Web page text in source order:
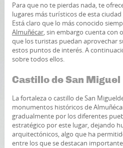
Para que no te pierdas nada, te
lugares más turísticos de esta
Está claro que lo más conocido
Almuñécar, sin embargo cuenta con
que los turistas puedan aprovechar
estos puntos de interés. A
sobre todos ellos.
Castillo de San Miguel
La fortaleza o castillo de San
monumentos históricos de
gradualmente por los diferentes
estratégico por este lugar, dejando
arquitectónicos, algo que ha
entre los que se destacan